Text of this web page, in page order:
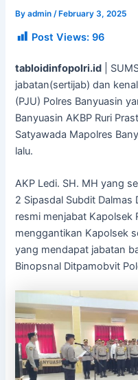
Byadmin/ February 3, 2025
Post Views: 96
tabloidinfopolri.id |
jabatan(sertijab) dan
(PJU) Polres Banyuasin
Banyuasin AKBP Ruri
Satyawada Mapolres
lalu.
AKP Ledi. SH. MH yang
2 Sipasdal Subdit Dalmas
resmi menjabat Kapolsek
menggantikan Kapolsek
yang mendapat jabatan
Binopsnal Ditpamobvit